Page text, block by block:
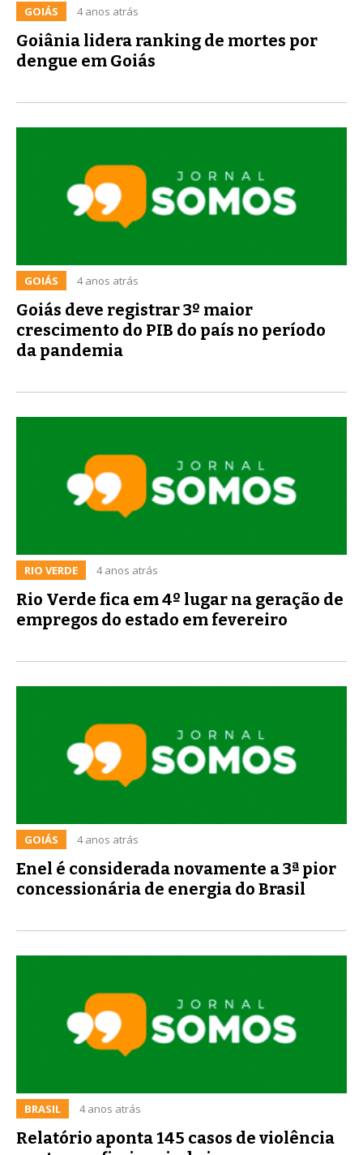
GOIÁS 4 anos atrás
Goiânia lidera ranking de mortes por
dengue em Goiás
GOIÁS 4 anos atrás
Goiás deve registrar 3º maior
crescimento do PIB do país no período
da pandemia
RIO VERDE 4 anos atrás
Rio Verde fica em 4º lugar na geração de
empregos do estado em fevereiro
GOIÁS 4 anos atrás
Enel é considerada novamente a 3ª pior
concessionária de energia do Brasil
BRASIL 4 anos atrás
Relatório aponta 145 casos de violência